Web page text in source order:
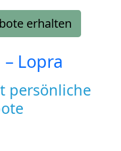
erhalten
Lopra
persönliche